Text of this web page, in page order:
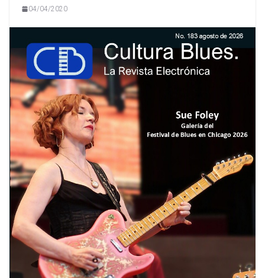
04/04/2020